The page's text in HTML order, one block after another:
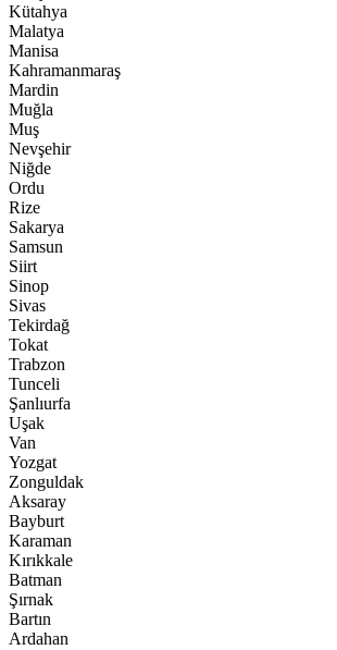
Kütahya
Malatya
Manisa
Kahramanmaraş
Mardin
Muğla
Muş
Nevşehir
Niğde
Ordu
Rize
Sakarya
Samsun
Siirt
Sinop
Sivas
Tekirdağ
Tokat
Trabzon
Tunceli
Şanlıurfa
Uşak
Van
Yozgat
Zonguldak
Aksaray
Bayburt
Karaman
Kırıkkale
Batman
Şırnak
Bartın
Ardahan